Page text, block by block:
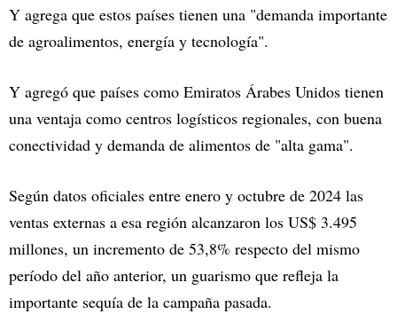
Y agrega que estos países tienen una "demanda importante
de agroalimentos, energía y tecnología".
Y agregó que países como Emiratos Árabes Unidos tienen
una ventaja como centros logísticos regionales, con buena
conectividad y demanda de alimentos de "alta gama".
Según datos oficiales entre enero y octubre de 2024 las
ventas externas a esa región alcanzaron los US$ 3.495
millones, un incremento de 53,8% respecto del mismo
período del año anterior, un guarismo que refleja la
importante sequía de la campaña pasada.